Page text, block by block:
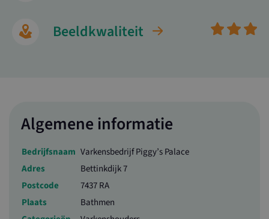
Beeldkwaliteit
Algemene informatie
Bedrijfsnaam Varkensbedrijf Piggy’s Palace
Adres
Bettinkdijk 7
Postcode
7437 RA
Plaats
Bathmen